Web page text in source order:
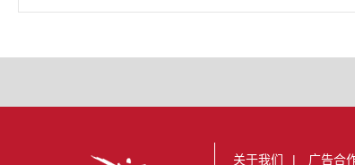
关于我们 | 广告合